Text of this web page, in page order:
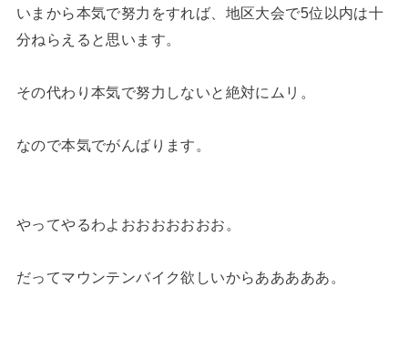
いまから本気で努力をすれば、地区大会で5位以内は十
分ねらえると思います。
その代わり本気で努力しないと絶対にムリ。
なので本気でがんばります。
やってやるわよおおおおおおお。
だってマウンテンバイク欲しいからあああああ。